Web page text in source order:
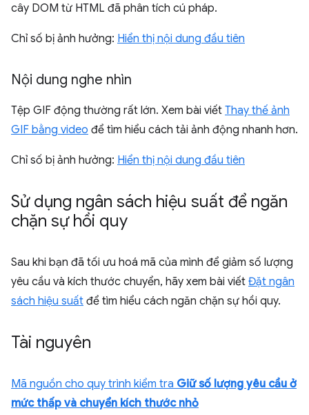
cây DOM từ HTML đã phân tích cú pháp.
Chỉ số bị ảnh hưởng: Hiển thị nội dung đầu tiên
Nội dung nghe nhìn
Tệp GIF động thường rất lớn. Xem bài viết Thay thế ảnh
GIF bằng video để tìm hiểu cách tải ảnh động nhanh hơn.
Chỉ số bị ảnh hưởng: Hiển thị nội dung đầu tiên
Sử dụng ngân sách hiệu suất để ngăn
chặn sự hồi quy
Sau khi bạn đã tối ưu hoá mã của mình để giảm số lượng
yêu cầu và kích thước chuyển, hãy xem bài viết Đặt ngân
sách hiệu suất để tìm hiểu cách ngăn chặn sự hồi quy.
Tài nguyên
Mã nguồn cho quy trình kiểm tra Giữ số lượng yêu cầu ở
mức thấp và chuyển kích thước nhỏ